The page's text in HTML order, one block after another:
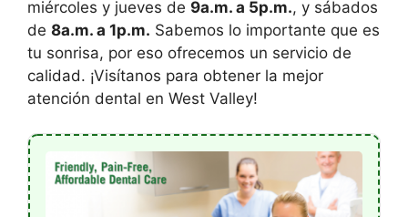
miércoles y jueves de 9a.m. a 5p.m., y sábados
de 8a.m. a 1p.m. Sabemos lo importante que es
tu sonrisa, por eso ofrecemos un servicio de
calidad. ¡Visítanos para obtener la mejor
atención dental en West Valley!